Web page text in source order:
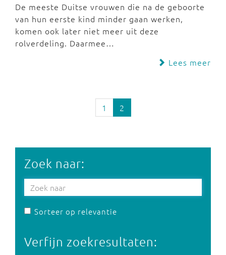
De meeste Duitse vrouwen die na de geboorte
van hun eerste kind minder gaan werken,
komen ook later niet meer uit deze
rolverdeling. Daarmee…
Lees meer
1 2
Zoek naar:
Sorteer op relevantie
Verfijn zoekresultaten: